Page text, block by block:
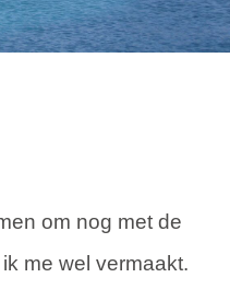
om nog met de
me wel vermaakt.